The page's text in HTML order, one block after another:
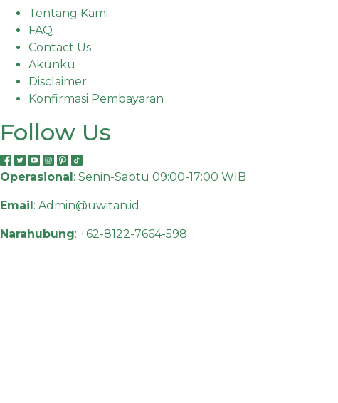
Tentang Kami
FAQ
Contact Us
Akunku
Disclaimer
Konfirmasi Pembayaran
Follow Us
Operasional: Senin-Sabtu 09:00-17:00 WIB
Email: Admin@uwitan.id
Narahubung: +62-8122-7664-598